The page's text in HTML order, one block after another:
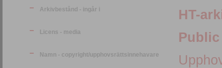
Arkivbestånd - ingår i HT-
Licens - media
Namn - copyright/upphovsrättsinnehavare